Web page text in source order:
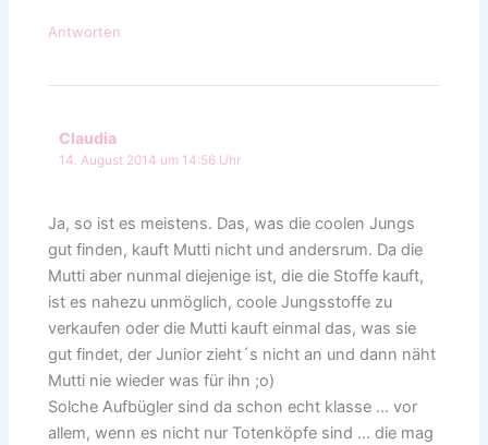
Antworten
Claudia
14. August 2014 um 14:56 Uhr
Ja, so ist es meistens. Das, was die coolen Jungs
gut finden, kauft Mutti nicht und andersrum. Da die
Mutti aber nunmal diejenige ist, die die Stoffe kauft,
ist es nahezu unmöglich, coole Jungsstoffe zu
verkaufen oder die Mutti kauft einmal das, was sie
gut findet, der Junior zieht´s nicht an und dann näht
Mutti nie wieder was für ihn ;o)
Solche Aufbügler sind da schon echt klasse … vor
allem, wenn es nicht nur Totenköpfe sind … die mag